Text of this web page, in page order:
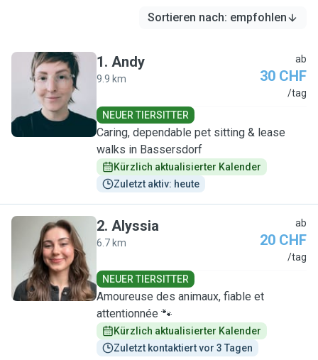
Sortieren nach: empfohlen
A
1. Andy
9.9 km
ab
30 CHF
/tag
NEUER TIERSITTER
Caring, dependable pet sitting & lease
walks in Bassersdorf
Kürzlich aktualisierter Kalender
Zuletzt aktiv: heute
A
2. Alyssia
6.7 km
ab
20 CHF
/tag
NEUER TIERSITTER
Amoureuse des animaux, fiable et
attentionnée 🐾
Kürzlich aktualisierter Kalender
Zuletzt kontaktiert vor 3 Tagen